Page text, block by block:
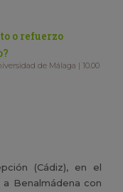
o refuerzo
de Málaga | 10.00
(Cádiz), en el
Benalmádena con